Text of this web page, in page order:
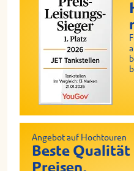
Angebot auf Hochtouren
Beste Qualität
Preisen.